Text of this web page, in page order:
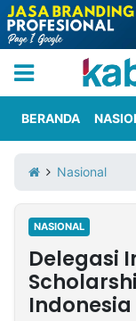
Iklan
Berita
Kami
Nasional
International
Olahraga
Entertainment
Daerah
Pariwisata
Kuliner
Kolom
BERANDA
Nasional
NASIONAL
Delegasi
Indonesia